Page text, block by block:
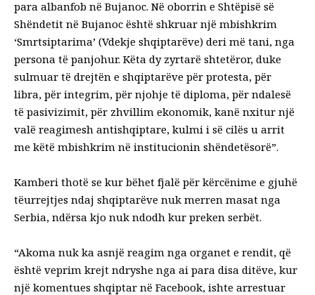
para albanfob në Bujanoc. Në oborrin e Shtëpisë së
Shëndetit në Bujanoc është shkruar një mbishkrim
‘Smrtsiptarima’ (Vdekje shqiptarëve) deri më tani, nga
persona të panjohur. Këta dy zyrtarë shtetëror, duke
sulmuar të drejtën e shqiptarëve për protesta, për
libra, për integrim, për njohje të diploma, për ndalesë
të pasivizimit, për zhvillim ekonomik, kanë nxitur një
valë reagimesh antishqiptare, kulmi i së cilës u arrit
me këtë mbishkrim në institucionin shëndetësorë”.
Kamberi thotë se kur bëhet fjalë për kërcënime e gjuhë
tëurrejtjes ndaj shqiptarëve nuk merren masat nga
Serbia, ndërsa kjo nuk ndodh kur preken serbët.
“Akoma nuk ka asnjë reagim nga organet e rendit, që
është veprim krejt ndryshe nga ai para disa ditëve, kur
një komentues shqiptar në Facebook, ishte arrestuar